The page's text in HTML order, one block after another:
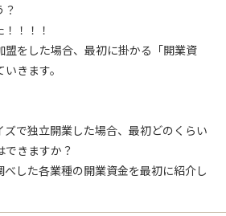
？
！！！
盟をした場合、最初に掛かる「開業資
きます。
ズで独立開業した場合、最初どのくらい
できますか？
べした各業種の開業資金を最初に紹介し